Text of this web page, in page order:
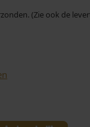
(Zie ook de